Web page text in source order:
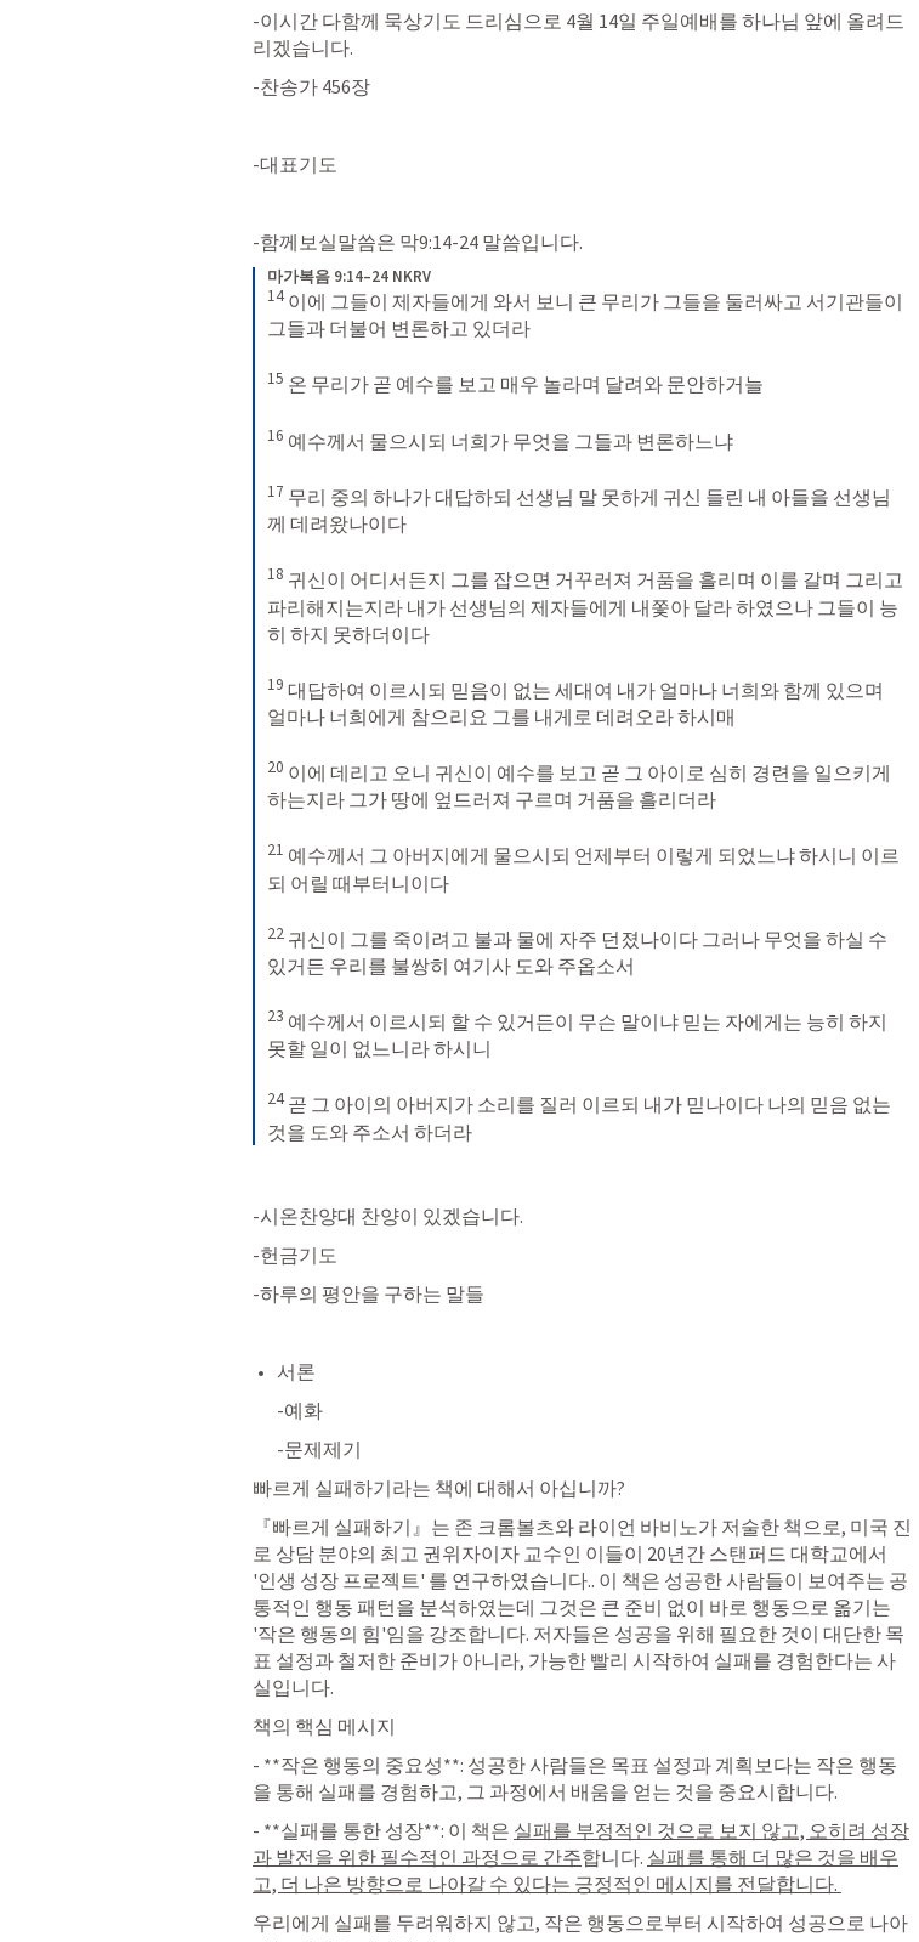
-이시간 다함께 묵상기도 드리심으로 4월 14일 주일예배를 하나님 앞에 올려드
리겠습니다.
-찬송가 456장
-대표기도
-함께보실말씀은 막9:14-24 말씀입니다.
마가복음 9:14–24 NKRV
14 이에 그들이 제자들에게 와서 보니 큰 무리가 그들을 둘러싸고 서기관들이
그들과 더불어 변론하고 있더라
15 온 무리가 곧 예수를 보고 매우 놀라며 달려와 문안하거늘
16 예수께서 물으시되 너희가 무엇을 그들과 변론하느냐
17 무리 중의 하나가 대답하되 선생님 말 못하게 귀신 들린 내 아들을 선생님
께 데려왔나이다
18 귀신이 어디서든지 그를 잡으면 거꾸러져 거품을 흘리며 이를 갈며 그리고
파리해지는지라 내가 선생님의 제자들에게 내쫓아 달라 하였으나 그들이 능
히 하지 못하더이다
19 대답하여 이르시되 믿음이 없는 세대여 내가 얼마나 너희와 함께 있으며
얼마나 너희에게 참으리요 그를 내게로 데려오라 하시매
20 이에 데리고 오니 귀신이 예수를 보고 곧 그 아이로 심히 경련을 일으키게
하는지라 그가 땅에 엎드러져 구르며 거품을 흘리더라
21 예수께서 그 아버지에게 물으시되 언제부터 이렇게 되었느냐 하시니 이르
되 어릴 때부터니이다
22 귀신이 그를 죽이려고 불과 물에 자주 던졌나이다 그러나 무엇을 하실 수
있거든 우리를 불쌍히 여기사 도와 주옵소서
23 예수께서 이르시되 할 수 있거든이 무슨 말이냐 믿는 자에게는 능히 하지
못할 일이 없느니라 하시니
24 곧 그 아이의 아버지가 소리를 질러 이르되 내가 믿나이다 나의 믿음 없는
것을 도와 주소서 하더라
-시온찬양대 찬양이 있겠습니다.
-헌금기도
-하루의 평안을 구하는 말들
서론
-예화
-문제제기
빠르게 실패하기라는 책에 대해서 아십니까?
『빠르게 실패하기』는 존 크롬볼츠와 라이언 바비노가 저술한 책으로, 미국 진
로 상담 분야의 최고 권위자이자 교수인 이들이 20년간 스탠퍼드 대학교에서
'인생 성장 프로젝트' 를 연구하였습니다.. 이 책은 성공한 사람들이 보여주는 공
통적인 행동 패턴을 분석하였는데 그것은 큰 준비 없이 바로 행동으로 옮기는
'작은 행동의 힘'임을 강조합니다. 저자들은 성공을 위해 필요한 것이 대단한 목
표 설정과 철저한 준비가 아니라, 가능한 빨리 시작하여 실패를 경험한다는 사
실입니다.
책의 핵심 메시지
- **작은 행동의 중요성**: 성공한 사람들은 목표 설정과 계획보다는 작은 행동
을 통해 실패를 경험하고, 그 과정에서 배움을 얻는 것을 중요시합니다.
- **실패를 통한 성장**: 이 책은 실패를 부정적인 것으로 보지 않고, 오히려 성장
과 발전을 위한 필수적인 과정으로 간주합니다. 실패를 통해 더 많은 것을 배우
고, 더 나은 방향으로 나아갈 수 있다는 긍정적인 메시지를 전달합니다.
우리에게 실패를 두려워하지 않고, 작은 행동으로부터 시작하여 성공으로 나아